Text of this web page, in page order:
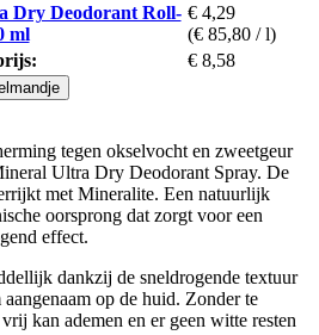
Dry Deodorant Roll-
ml
€ 4,29
(€ 85,80 / l)
€ 8,58
tegen okselvocht en zweetgeur
Ultra Dry Deodorant Spray. De
met Mineralite. Een natuurlijk
oorsprong dat zorgt voor een
effect.
dankzij de sneldrogende textuur
aangenaam op de huid. Zonder te
kan ademen en er geen witte resten